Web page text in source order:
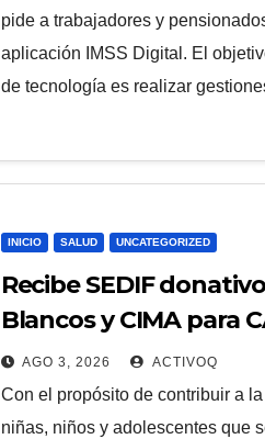
pide a trabajadores y
aplicación IMSS Digital. El
de tecnología es realizar
INICIO SALUD UNCATEGORIZED
Recibe SEDIF
Blancos y CIMA para
AGO 3, 2026 ACTIVOQ
Con el propósito de contribuir a
niñas, niños y adolescentes que